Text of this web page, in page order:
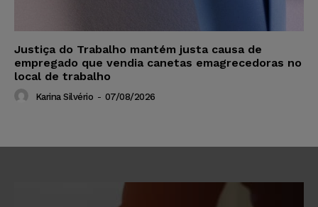
Justiça do Trabalho mantém justa causa de
empregado que vendia canetas emagrecedoras no
local de trabalho
Karina Silvério - 07/08/2026